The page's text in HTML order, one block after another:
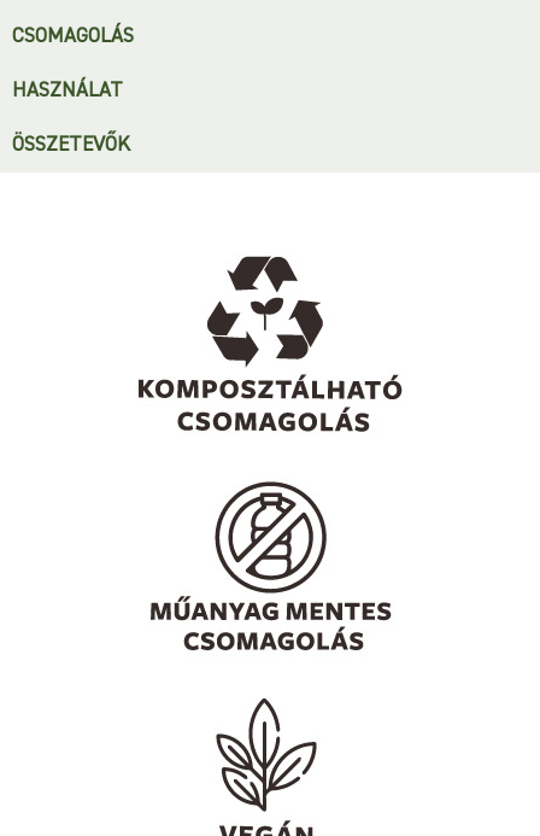
CSOMAGOLÁS
HASZNÁLAT
ÖSSZETEVŐK